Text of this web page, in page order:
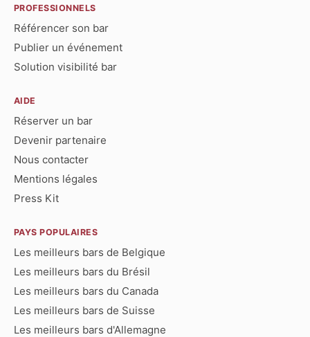
PROFESSIONNELS
Référencer son bar
Publier un événement
Solution visibilité bar
AIDE
Réserver un bar
Devenir partenaire
Nous contacter
Mentions légales
Press Kit
PAYS POPULAIRES
Les meilleurs bars de Belgique
Les meilleurs bars du Brésil
Les meilleurs bars du Canada
Les meilleurs bars de Suisse
Les meilleurs bars d'Allemagne